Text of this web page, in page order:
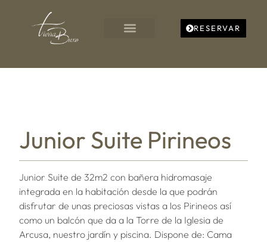
RESERVAR
Junior Suite Pirineos
Junior Suite de 32m2 con bañera hidromasaje
integrada en la habitación desde la que podrán
disfrutar de unas preciosas vistas a los Pirineos así
como un balcón que da a la Torre de la Iglesia de
Arcusa, nuestro jardín y piscina. Dispone de: Cama